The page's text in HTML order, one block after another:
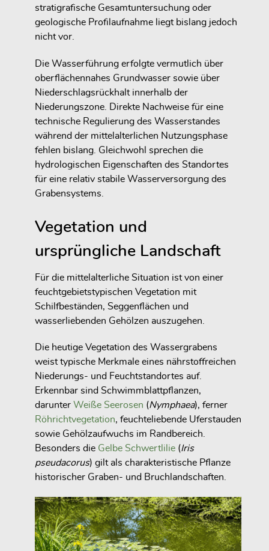
stratigrafische Gesamtuntersuchung oder
geologische Profilaufnahme liegt bislang jedoch
nicht vor.
Die Wasserführung erfolgte vermutlich über
oberflächennahes Grundwasser sowie über
Niederschlagsrückhalt innerhalb der
Niederungszone. Direkte Nachweise für eine
technische Regulierung des Wasserstandes
während der mittelalterlichen Nutzungsphase
fehlen bislang. Gleichwohl sprechen die
hydrologischen Eigenschaften des Standortes
für eine relativ stabile Wasserversorgung des
Grabensystems.
Vegetation und
ursprüngliche Landschaft
Für die mittelalterliche Situation ist von einer
feuchtgebietstypischen Vegetation mit
Schilfbeständen, Seggenflächen und
wasserliebenden Gehölzen auszugehen.
Die heutige Vegetation des Wassergrabens
weist typische Merkmale eines nährstoffreichen
Niederungs- und Feuchtstandortes auf.
Erkennbar sind Schwimmblattpflanzen,
darunter Weiße Seerosen (Nymphaea), ferner
Röhrichtvegetation, feuchteliebende Uferstauden
sowie Gehölzaufwuchs im Randbereich.
Besonders die Gelbe Schwertlilie (Iris
pseudacorus) gilt als charakteristische Pflanze
historischer Graben- und Bruchlandschaften.